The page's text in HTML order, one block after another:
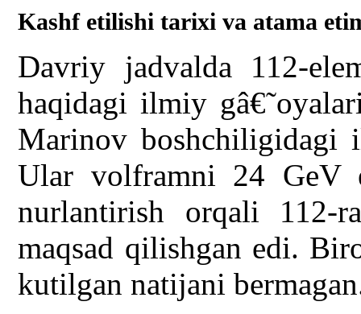
Kashf etilishi tarixi va atama
Davriy jadvalda 112-
haqidagi ilmiy
Marinov boshchiligidagi
Ular volframni 24 GeV
nurlantirish orqali 112-
maqsad qilishgan edi.
kutilgan natijani